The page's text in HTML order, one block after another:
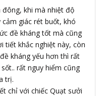
khi mà nhiệt độ
giác rét buốt, khó
đề kháng tốt mà cũng
tiết khắc nghiệt này, còn
kháng yếu hơn thì rất
rất nguy hiểm cũng
trị.
chỉ với chiếc Quạt sưởi